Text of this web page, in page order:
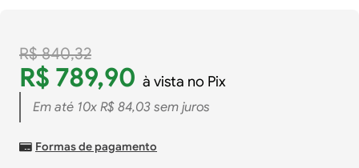
R$ 840,32
R$ 789,90 à vista no Pix
Em até 10x R$ 84,03sem juros
Formas de pagamento